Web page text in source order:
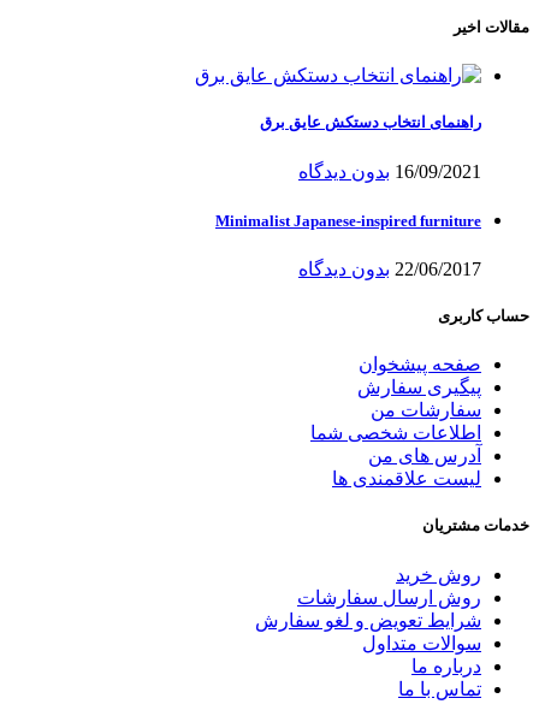
مقالات اخیر
راهنمای انتخاب دستکش عایق برق
16/09/2021 بدون دیدگاه
Minimalist Japanese-inspired furniture
22/06/2017 بدون دیدگاه
حساب کاربری
صفحه پیشخوان
پیگیری سفارش
سفارشات من
اطلاعات شخصی شما
آدرس های من
لیست علاقمندی ها
خدمات مشتریان
روش خرید
روش ارسال سفارشات
شرایط تعویض و لغو سفارش
سوالات متداول
درباره ما
تماس با ما